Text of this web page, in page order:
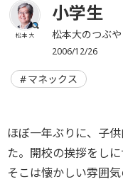
松本 大
小学生
松本大のつぶや
2006/12/26
マネックス
ほぼ一年ぶりに、子
た。開校の挨拶をし
そこは懐かしい雰囲